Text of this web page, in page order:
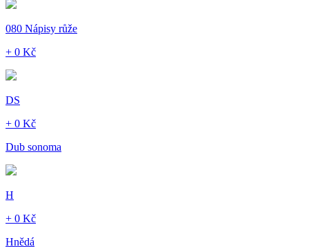
080 Nápisy růže
+ 0 Kč
DS
+ 0 Kč
Dub sonoma
H
+ 0 Kč
Hnědá